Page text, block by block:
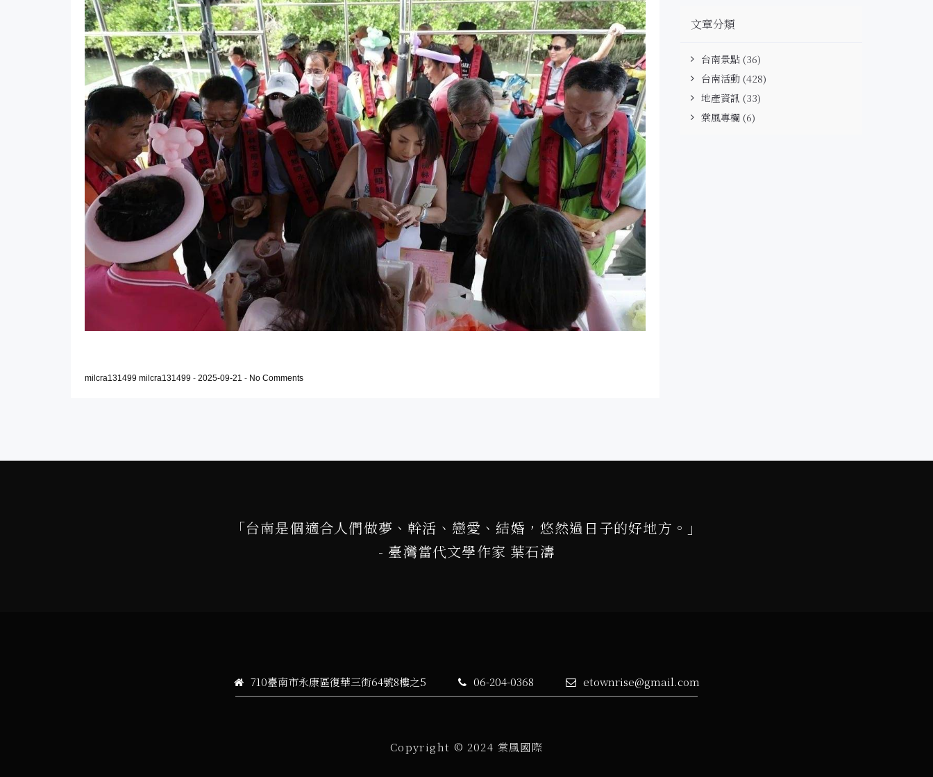
milcra131499 milcra131499 - 2025-09-21 - No Comments
文章分類
台南景點(36)
台南活動(428)
地產資訊 (33)
棠風專欄(6)
「台南是個適合人們做夢、幹活、戀愛、結婚，悠然過日子的好地方。」
- 臺灣當代文學作家 葉石濤
710臺南市永康區復華三街64號8樓之5 06-204-0368 etownrise@gmail.com
Copyright © 2024 棠風國際